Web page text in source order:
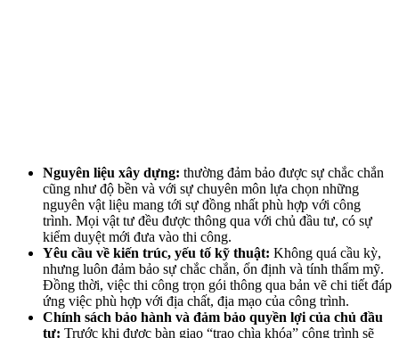
Nguyên liệu xây dựng: thường đảm bảo được sự chắc chắn
cũng như độ bền và với sự chuyên môn lựa chọn những
nguyên vật liệu mang tới sự đồng nhất phù hợp với công
trình. Mọi vật tư đều được thông qua với chủ đầu tư, có sự
kiểm duyệt mới đưa vào thi công.
Yêu cầu về kiến trúc, yếu tố kỹ thuật: Không quá cầu kỳ,
nhưng luôn đảm bảo sự chắc chắn, ổn định và tính thẩm mỹ.
Đồng thời, việc thi công trọn gói thông qua bản vẽ chi tiết đáp
ứng việc phù hợp với địa chất, địa mạo của công trình.
Chính sách bảo hành và đảm bảo quyền lợi của chủ đầu
tư: Trước khi được bàn giao “trao chìa khóa” công trình sẽ